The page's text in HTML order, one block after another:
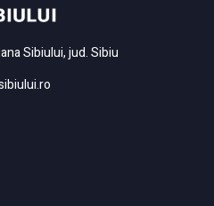
Sibiului, jud. Sibiu